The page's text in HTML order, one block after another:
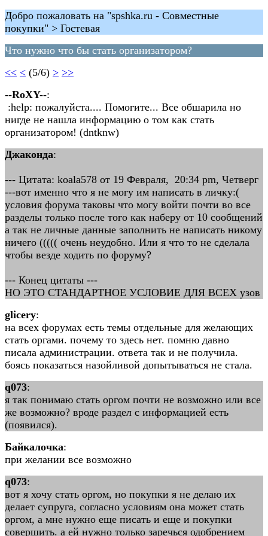
Добро пожаловать на "spshka.ru - Совместные
покупки" > Гостевая
Что нужно что бы стать организатором?
<< < (5/6) > >>
--RoXY--:
:help: пожалуйста.... Помогите... Все обшарила но
нигде не нашла информацию о том как стать
организатором! (dntknw)
Джаконда:
--- Цитата: koala578 от 19 Февраля, 20:34 pm, Четверг
---вот именно что я не могу им написать в личку:(
условия форума таковы что могу войти почти во все
разделы только после того как наберу от 10 сообщений
а так не личные данные заполнить не написать никому
ничего ((((( очень неудобно. Или я что то не сделала
чтобы везде ходить по форуму?
--- Конец цитаты ---
НО ЭТО СТАНДАРТНОЕ УСЛОВИЕ ДЛЯ ВСЕХ узов
glicery:
на всех форумах есть темы отдельные для желающих
стать оргами. почему то здесь нет. помню давно
писала администрации. ответа так и не получила.
боясь показаться назойливой допытываться не стала.
q073:
я так понимаю стать оргом почти не возможно или все
же возможно? вроде раздел с информацией есть
(появился).
Байкалочка:
при желании все возможно
q073:
вот я хочу стать оргом, но покупки я не делаю их
делает супруга, согласно условиям она может стать
оргом, а мне нужно еще писать и еще и покупки
совершить. а ей нужно только заречься одобрением